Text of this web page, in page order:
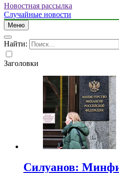
Новостная рассылка
Случайные новости
Меню
Найти:
Заголовки
Силуанов: